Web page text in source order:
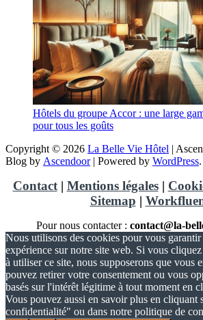
Hôtels du groupe Accor : une large
pour tous les goûts
Copyright © 2026 La Belle Vie Hôtel |
Blog by Ascendoor| Powered by WordPress.
Contact| Mentions légales|
Sitemap |
Pour nous contacter : contact@la-
Nous utilisons des cookies pour vous
expérience sur notre site web. Si vous
à utiliser ce site, nous supposerons que vous
pouvez retirer votre consentement ou vous
basés sur l'intérêt légitime à tout moment en
Vous pouvez aussi en savoir plus en cliquant
confidentialité" ou dans notre politique de